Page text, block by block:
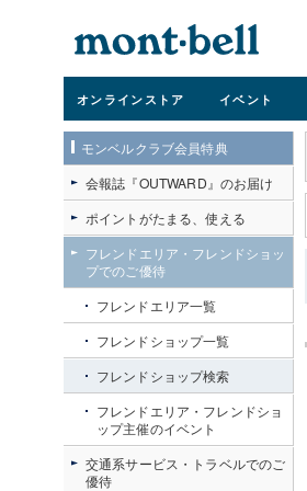
オンラインストア イベント
モンベルクラブ会員特典
会報誌『OUTWARD』のお届け
ポイントがたまる、使える
フレンドエリア・フレンドショッ
プでのご優待
フレンドエリア一覧
フレンドショップ一覧
フレンドショップ検索
フレンドエリア・フレンドショ
ップ主催のイベント
交通系サービス・トラベルでのご
優待